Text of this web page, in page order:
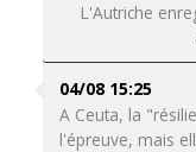
L'Autriche
04/08 15:25
A Ceuta, la
l'épreuve, mais